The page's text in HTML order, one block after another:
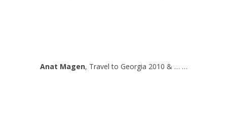
Anat Magen, Travel to Georgia 2010 & … …